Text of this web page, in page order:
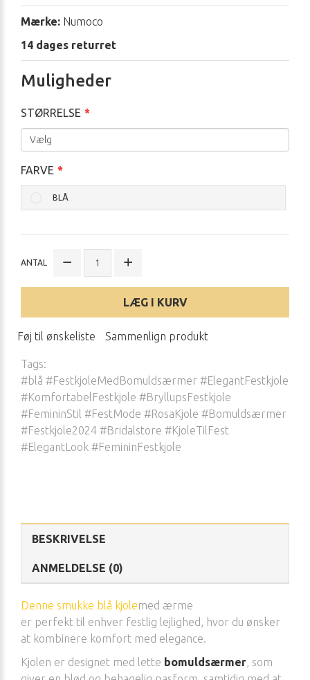
Mærke: Numoco
14 dages returret
Muligheder
STØRRELSE
FARVE
BLÅ
ANTAL
LÆG I KURV
Føj til ønskeliste Sammenlign produkt
Tags:
#blå #FestkjoleMedBomuldsærmer #ElegantFestkjole
#KomfortabelFestkjole #BryllupsFestkjole
#FemininStil #FestMode #RosaKjole #Bomuldsærmer
#Festkjole2024 #Bridalstore #KjoleTilFest
#ElegantLook #FemininFestkjole
BESKRIVELSE
ANMELDELSE (0)
Denne smukke blå kjolemed ærme
er perfekt til enhver festlig lejlighed, hvor du ønsker
at kombinere komfort med elegance.
Kjolen er designet med lette bomuldsærmer, som